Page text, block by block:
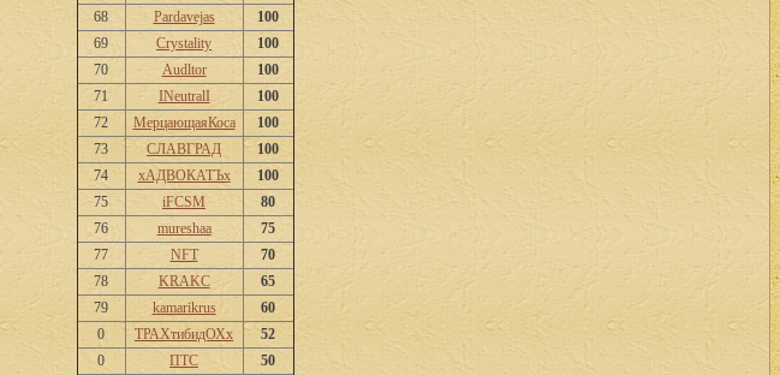
68
Pardavejas
100
69
Crystality
100
70
Audltor
100
71
INeutralI
100
72
МерцающаяКоса
100
73
СЛАВГРАД
100
74
хАДВОКАТЪх
100
75
iFCSM
80
76
mureshaa
75
77
NFT
70
78
KRAKC
65
79
kamarikrus
60
0
ТРАХтибидОХх
52
0
ПТС
50